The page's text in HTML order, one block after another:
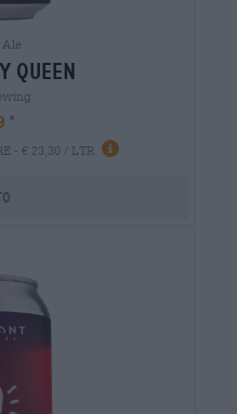
Ale
queen
- € 23,30 / LTR